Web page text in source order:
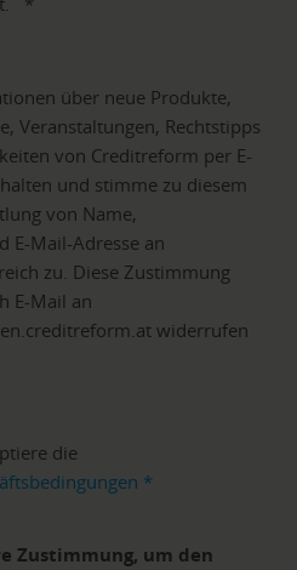
über neue Produkte,
Veranstaltungen, Rechtstipps
von Creditreform per E-
und stimme zu diesem
von Name,
E-Mail-Adresse an
zu. Diese Zustimmung
E-Mail an
widerrufen
die
*
Zustimmung, um den